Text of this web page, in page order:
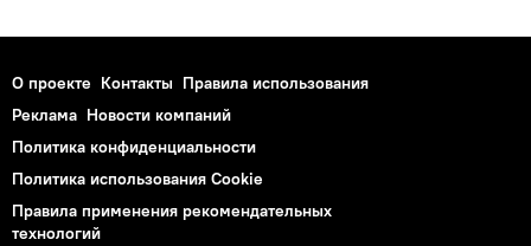
О проекте Контакты Правила использования
Реклама Новости компаний
Политика конфиденциальности
Политика использования Cookie
Правила применения рекомендательных
технологий